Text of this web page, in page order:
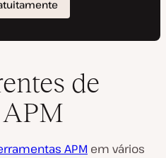
de
APM em vários